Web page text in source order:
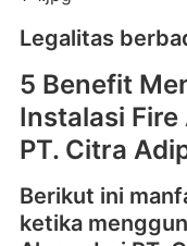
Legalitas
5 Benefit
Instalasi Fire
PT. Citra
Berikut ini
ketika